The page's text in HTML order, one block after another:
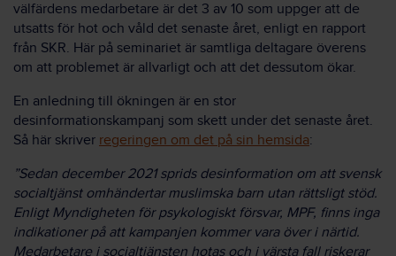
välfärdens medarbetare är det 3 av 10 som uppger att de
utsatts för hot och våld det senaste året, enligt en rapport
från SKR. Här på seminariet är samtliga deltagare överens
om att problemet är allvarligt och att det dessutom ökar.
En anledning till ökningen är en stor
desinformationskampanj som skett under det senaste året.
Så här skriver regeringen om det på sin hemsida:
”Sedan december 2021 sprids desinformation om att svensk
socialtjänst omhändertar muslimska barn utan rättsligt stöd.
Enligt Myndigheten för psykologiskt försvar, MPF, finns inga
indikationer på att kampanjen kommer vara över i närtid.
Medarbetare i socialtjänsten hotas och i värsta fall riskerar